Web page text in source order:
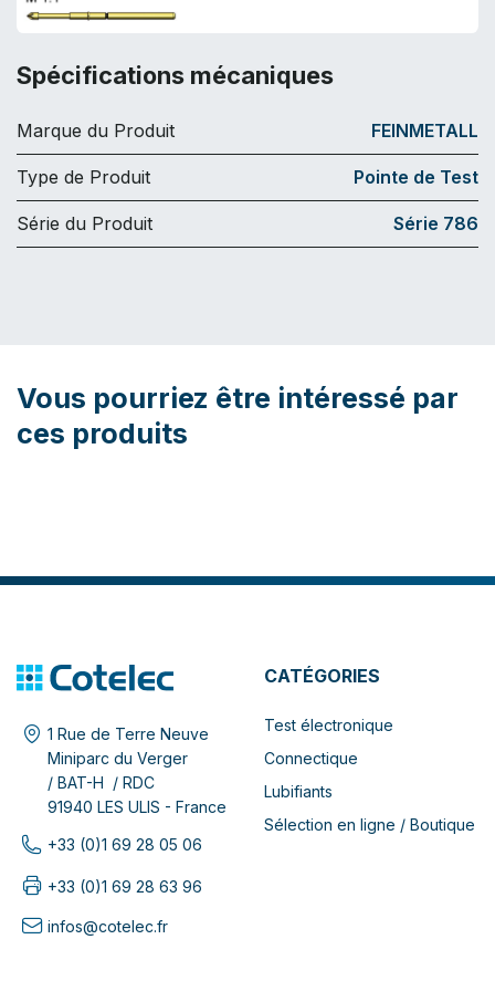
Spécifications mécaniques
Marque du Produit FEINMETALL
Type de Produit Pointe de Test
Série du Produit Série 786
Vous pourriez être intéressé par
ces produits
1 Rue de Terre Neuve
Miniparc du Verger
/ BAT-H / RDC
91940 LES ULIS - France
+33 (0)1 69 28 05 06
+33 (0)1 69 28 63 96
infos@cotelec.fr
CATÉGORIES
Test électronique
Connectique
Lubifiants
Sélection en ligne / Boutique